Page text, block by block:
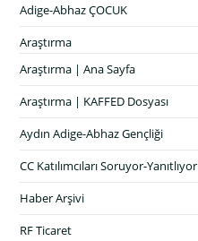
Adige-Abhaz ÇOCUK
Araştırma
Araştırma | Ana Sayfa
Araştırma | KAFFED Dosyası
Aydın Adige-Abhaz Gençliği
CC Katılımcıları Soruyor-Yanıtlıyor
Haber Arşivi
RF Ticaret